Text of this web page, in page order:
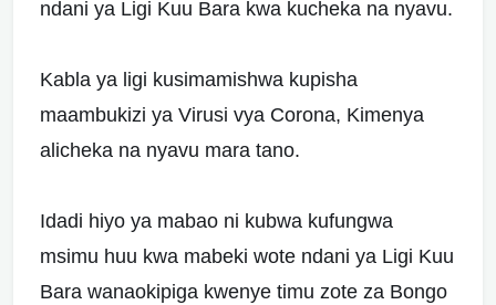
ndani ya Ligi Kuu Bara kwa kucheka na nyavu.
Kabla ya ligi kusimamishwa kupisha
maambukizi ya Virusi vya Corona, Kimenya
alicheka na nyavu mara tano.
Idadi hiyo ya mabao ni kubwa kufungwa
msimu huu kwa mabeki wote ndani ya Ligi Kuu
Bara wanaokipiga kwenye timu zote za Bongo